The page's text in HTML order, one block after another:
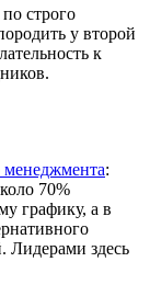
строго
у второй
к
менеджмента:
70%
графику, а в
Лидерами здесь